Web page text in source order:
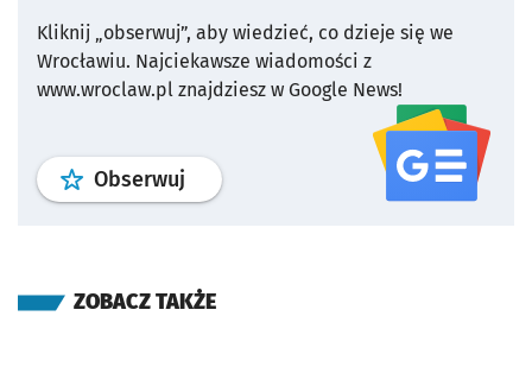
Kliknij „obserwuj”, aby wiedzieć, co dzieje się we
Wrocławiu. Najciekawsze wiadomości z
www.wroclaw.pl znajdziesz w Google News!
Obserwuj profil serwisu
ZOBACZ TAKŻE